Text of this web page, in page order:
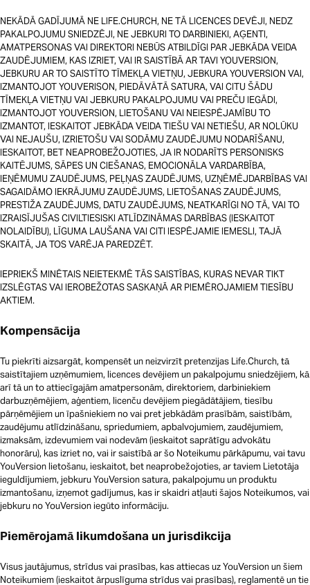
NEKĀDĀ GADĪJUMĀ NE LIFE.CHURCH, NE TĀ LICENCES DEVĒJI, NEDZ
PAKALPOJUMU SNIEDZĒJI, NE JEBKURI TO DARBINIEKI, AĢENTI,
AMATPERSONAS VAI DIREKTORI NEBŪS ATBILDĪGI PAR JEBKĀDA VEIDA
ZAUDĒJUMIEM, KAS IZRIET, VAI IR SAISTĪBĀ AR TAVI YOUVERSION,
JEBKURU AR TO SAISTĪTO TĪMEKĻA VIETŅU, JEBKURA YOUVERSION VAI,
IZMANTOJOT YOUVERISON, PIEDĀVĀTĀ SATURA, VAI CITU ŠĀDU
TĪMEKĻA VIETŅU VAI JEBKURU PAKALPOJUMU VAI PREČU IEGĀDI,
IZMANTOJOT YOUVERSION, LIETOŠANU VAI NEIESPĒJAMĪBU TO
IZMANTOT, IESKAITOT JEBKĀDA VEIDA TIEŠU VAI NETIEŠU, AR NOLŪKU
VAI NEJAUŠU, IZRIETOŠU VAI SODĀMU ZAUDĒJUMU NODARĪŠANU,
IESKAITOT, BET NEAPROBEŽOJOTIES, JA IR NODARĪTS PERSONISKS
KAITĒJUMS, SĀPES UN CIEŠANAS, EMOCIONĀLA VARDARBĪBA,
IEŅĒMUMU ZAUDĒJUMS, PEĻŅAS ZAUDĒJUMS, UZŅĒMĒJDARBĪBAS VAI
SAGAIDĀMO IEKRĀJUMU ZAUDĒJUMS, LIETOŠANAS ZAUDĒJUMS,
PRESTIŽA ZAUDĒJUMS, DATU ZAUDĒJUMS, NEATKARĪGI NO TĀ, VAI TO
IZRAISĪJUŠAS CIVILTIESISKI ATLĪDZINĀMAS DARBĪBAS (IESKAITOT
NOLAIDĪBU), LĪGUMA LAUŠANA VAI CITI IESPĒJAMIE IEMESLI, TAJĀ
SKAITĀ, JA TOS VARĒJA PAREDZĒT.
IEPRIEKŠ MINĒTAIS NEIETEKMĒ TĀS SAISTĪBAS, KURAS NEVAR TIKT
IZSLĒGTAS VAI IEROBEŽOTAS SASKAŅĀ AR PIEMĒROJAMIEM TIESĪBU
AKTIEM.
Kompensācija
Tu piekrīti aizsargāt, kompensēt un neizvirzīt pretenzijas Life.Church, tā
saistītajiem uzņēmumiem, licences devējiem un pakalpojumu sniedzējiem, kā
arī tā un to attiecīgajām amatpersonām, direktoriem, darbiniekiem
darbuzņēmējiem, aģentiem, licenču devējiem piegādātājiem, tiesību
pārņēmējiem un īpašniekiem no vai pret jebkādām prasībām, saistībām,
zaudējumu atlīdzināšanu, spriedumiem, apbalvojumiem, zaudējumiem,
izmaksām, izdevumiem vai nodevām (ieskaitot saprātīgu advokātu
honorāru), kas izriet no, vai ir saistībā ar šo Noteikumu pārkāpumu, vai tavu
YouVersion lietošanu, ieskaitot, bet neaprobežojoties, ar taviem Lietotāja
ieguldījumiem, jebkuru YouVersion satura, pakalpojumu un produktu
izmantošanu, izņemot gadījumus, kas ir skaidri atļauti šajos Noteikumos, vai
jebkuru no YouVersion iegūto informāciju.
Piemērojamā likumdošana un jurisdikcija
Visus jautājumus, strīdus vai prasības, kas attiecas uz YouVersion un šiem
Noteikumiem (ieskaitot ārpuslīguma strīdus vai prasības), reglamentē un tie